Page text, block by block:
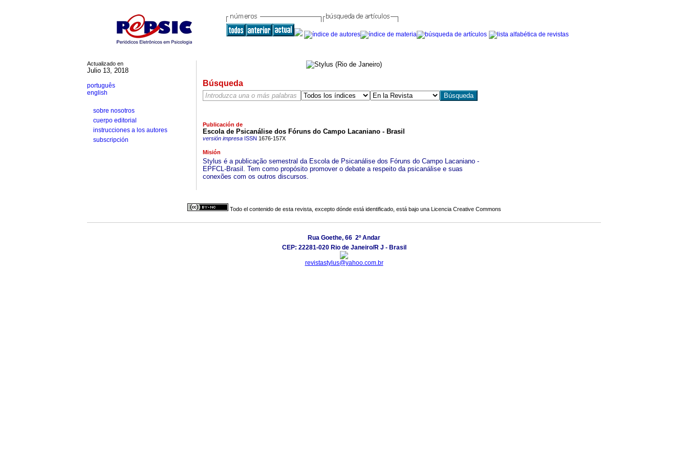
Actualizado en
Julio 13, 2018
português
english
sobre nosotros
cuerpo editorial
instrucciones a los autores
subscripción
Búsqueda
Publicación de
Escola de Psicanálise dos Fóruns do Campo Lacaniano - Brasil
versión impresaISSN 1676-157X
Misión
Stylus é a publicação semestral da Escola de Psicanálise dos Fóruns do Campo Lacaniano -
EPFCL-Brasil. Tem como propósito promover o debate a respeito da psicanálise e suas
conexões com os outros discursos.
Todo el contenido de esta revista, excepto dónde está identificado, está bajo una Licencia Creative Commons
Rua Goethe, 66  2º Andar
CEP: 22281-020 Rio de Janeiro/R J - Brasil
revistastylus@yahoo.com.br